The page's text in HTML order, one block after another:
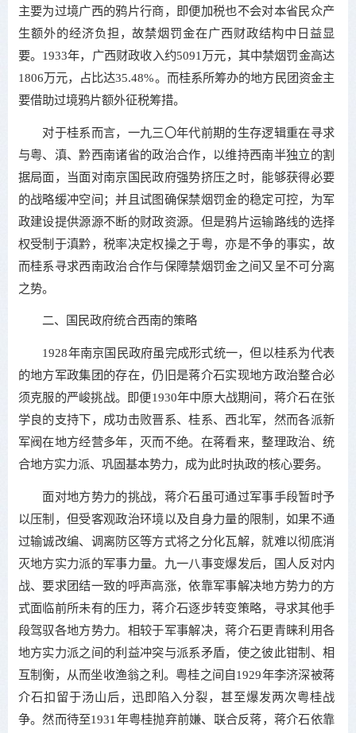
主要为过境广西的鸦片行商，即便加税也不会对本省民众产
生额外的经济负担，故禁烟罚金在广西财政结构中日益显
要。1933年，广西财政收入约5091万元，其中禁烟罚金高达
1806万元，占比达35.48%。而桂系所筹办的地方民团资金主
要借助过境鸦片额外征税筹措。
对于桂系而言，一九三〇年代前期的生存逻辑重在寻求
与粤、滇、黔西南诸省的政治合作，以维持西南半独立的割
据局面，当面对南京国民政府强势挤压之时，能够获得必要
的战略缓冲空间；并且试图确保禁烟罚金的稳定可控，为军
政建设提供源源不断的财政资源。但是鸦片运输路线的选择
权受制于滇黔，税率决定权操之于粤，亦是不争的事实，故
而桂系寻求西南政治合作与保障禁烟罚金之间又呈不可分离
之势。
二、国民政府统合西南的策略
1928年南京国民政府虽完成形式统一，但以桂系为代表
的地方军政集团的存在，仍旧是蒋介石实现地方政治整合必
须克服的严峻挑战。即便1930年中原大战期间，蒋介石在张
学良的支持下，成功击败晋系、桂系、西北军，然而各派新
军阀在地方经营多年，灭而不绝。在蒋看来，整理政治、统
合地方实力派、巩固基本势力，成为此时执政的核心要务。
面对地方势力的挑战，蒋介石虽可通过军事手段暂时予
以压制，但受客观政治环境以及自身力量的限制，如果不通
过输诚改编、调离防区等方式将之分化瓦解，就难以彻底消
灭地方实力派的军事力量。九一八事变爆发后，国人反对内
战、要求团结一致的呼声高涨，依靠军事解决地方势力的方
式面临前所未有的压力，蒋介石逐步转变策略，寻求其他手
段驾驭各地方势力。相较于军事解决，蒋介石更青睐利用各
地方实力派之间的利益冲突与派系矛盾，使之彼此钳制、相
互制衡，从而坐收渔翁之利。粤桂之间自1929年李济深被蒋
介石扣留于汤山后，迅即陷入分裂，甚至爆发两次粤桂战
争。然而待至1931年粤桂抛弃前嫌、联合反蒋，蒋介石依靠